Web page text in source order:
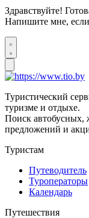
Здравствуйте!
Напишите мне, если
Туристический
туризме и отдыхе.
Поиск автобусных,
предложений и
Туристам
Путеводитель
Туроператоры
Календарь
Путешествия